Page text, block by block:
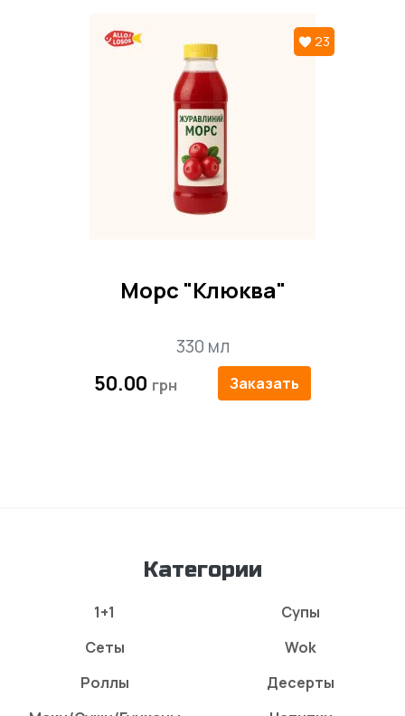
района, вы можете получить доставку
прямо домой совершенно бесплатно.
После обработки заявки наш менеджер
обязательно свяжется с вами для
уточнения деталей.
23
Морс "Клюква"
330 мл
50.00 Заказать
Категории
1+1
Сеты
Роллы
Супы
Wok
Десерты